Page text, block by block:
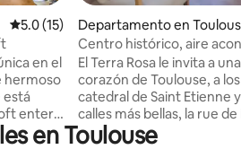
Calificación promedio: 5.0 de 5; 15
5.0 (15)
en el
está
con
para
Departamento en
Centro histórico, aire
terraza, vista a los tejados
El Terra Rosa le invita a
corazón de Toulouse, a
catedral de Saint Etienne
calles más bellas, la rue
última planta con ascensor,
sorprenderá con su
en Toulouse